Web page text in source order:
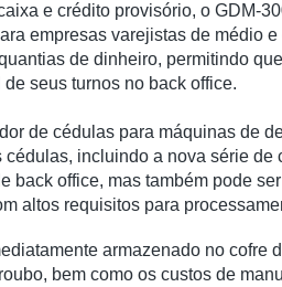
e crédito provisório, o GDM-
empresas varejistas de médio
de dinheiro, permitindo
seus turnos no back office.
de cédulas para máquinas de
cédulas, incluindo a nova série de
back office, mas também pode
altos requisitos para
armazenado no cofre
bem como os custos de